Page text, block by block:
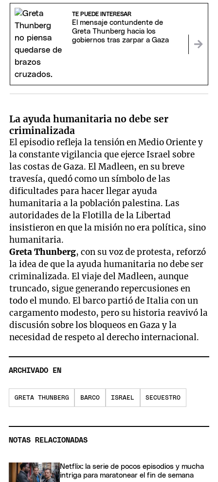
TE PUEDE INTERESAR
El mensaje contundente de
Greta Thunberg hacia los
gobiernos tras zarpar a Gaza
La ayuda humanitaria no debe ser
criminalizada
El episodio refleja la tensión en Medio Oriente y
la constante vigilancia que ejerce Israel sobre
las costas de Gaza. El Madleen, en su breve
travesía, quedó como un símbolo de las
dificultades para hacer llegar ayuda
humanitaria a la población palestina. Las
autoridades de la Flotilla de la Libertad
insistieron en que la misión no era política, sino
humanitaria.
Greta Thunberg, con su voz de protesta, reforzó
la idea de que la ayuda humanitaria no debe ser
criminalizada. El viaje del Madleen, aunque
truncado, sigue generando repercusiones en
todo el mundo. El barco partió de Italia con un
cargamento modesto, pero su historia reavivó la
discusión sobre los bloqueos en Gaza y la
necesidad de respeto al derecho internacional.
ARCHIVADO EN
GRETA THUNBERG BARCO ISRAEL SECUESTRO
NOTAS RELACIONADAS
Netflix: la serie de pocos episodios y mucha
intriga para maratonear el fin de semana